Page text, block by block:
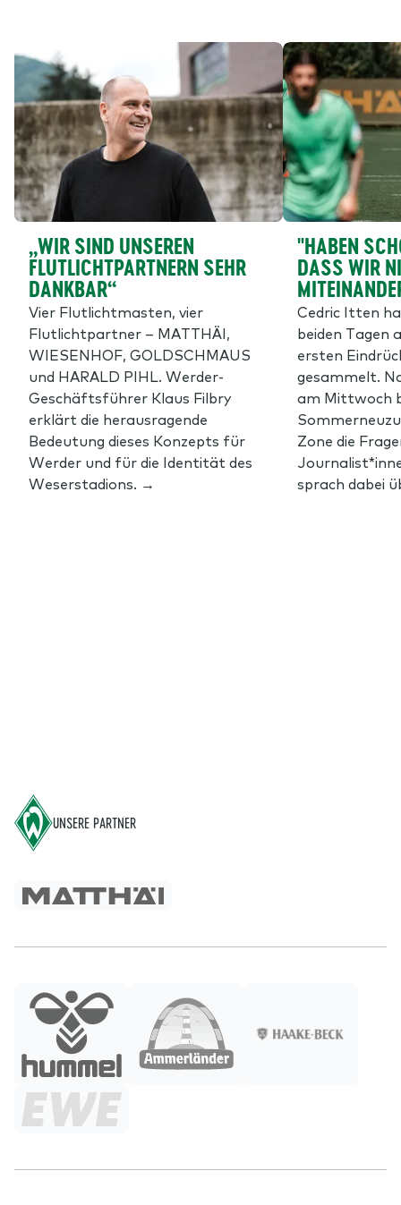
„WIR SIND UNSEREN
FLUTLICHTPARTNERN SEHR
DANKBAR“
Vier Flutlichtmasten, vier
Flutlichtpartner – MATTHÄI,
WIESENHOF, GOLDSCHMAUS
und HARALD PIHL. Werder-
Geschäftsführer Klaus Filbry
erklärt die herausragende
Bedeutung dieses Konzepts für
Werder und für die Identität des
Weserstadions. →
"HABEN
DASS WIR
Cedric Itten
beiden Tagen
ersten
gesammelt.
am Mittwoch
Zone die
sprach dabei
UNSERE PARTNER